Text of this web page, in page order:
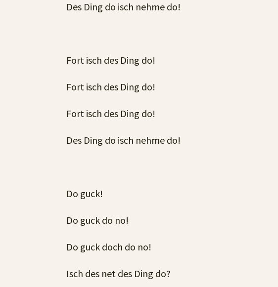
Des Ding do isch nehme do!
Fort isch des Ding do!
Fort isch des Ding do!
Fort isch des Ding do!
Des Ding do isch nehme do!
Do guck!
Do guck do no!
Do guck doch do no!
Isch des net des Ding do?